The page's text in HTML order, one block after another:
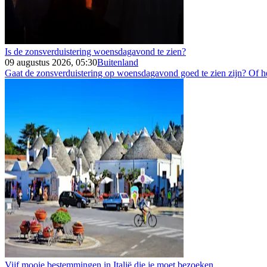
Is de zonsverduistering woensdagavond te zien?
09 augustus 2026, 05:30Buitenland
Gaat de zonsverduistering op woensdagavond goed te zien zijn? Of
Vijf mooie bestemmingen in Italië die je moet bezoeken